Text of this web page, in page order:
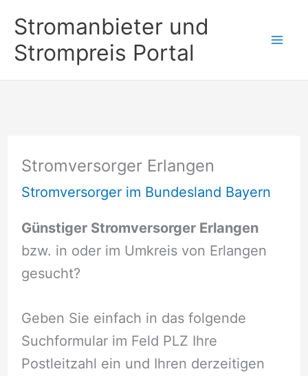
Inhalt
springen
Stromanbieter und
Strompreis Portal
Stromversorger Erlangen
Stromversorger im Bundesland Bayern
Günstiger Stromversorger Erlangen
bzw. in oder im Umkreis von Erlangen
gesucht?
Geben Sie einfach in das folgende
Suchformular im Feld PLZ Ihre
Postleitzahl ein und Ihren derzeitigen